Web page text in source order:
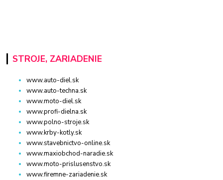
STROJE, ZARIADENIE
www.auto-diel.sk
www.auto-techna.sk
www.moto-diel.sk
www.profi-dielna.sk
www.polno-stroje.sk
www.krby-kotly.sk
www.stavebnictvo-online.sk
www.maxiobchod-naradie.sk
www.moto-prislusenstvo.sk
www.firemne-zariadenie.sk